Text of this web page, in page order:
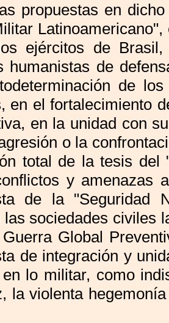
propuestas en
ejércitos de
humanistas de
de
en el fortalecimiento
en la unidad con
o la
total de la tesis del
y amenazas
de la "Seguridad
las sociedades civiles
Global
de integración y
lo militar, como
la violenta